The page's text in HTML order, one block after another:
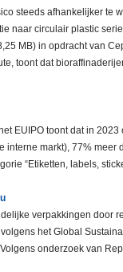
steeds afhankelijker te
naar circulair plastic
MB) in opdracht van
toont dat
EUIPO toont dat in
interne markt), 77%
“Etiketten, labels,
verpakkingen door
het Global
onderzoek van